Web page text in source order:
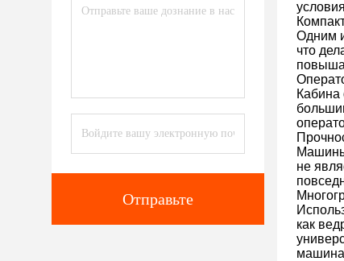
Отправьте
Одним
что
Кабина
Машины
не
как
машина